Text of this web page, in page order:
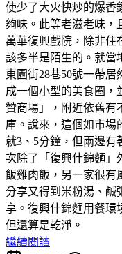
使少了大火快炒的爆香
夠味。此等老滋老味，
萬華復興戲院，除非住
該多半是陌生的。就當
東園街28巷50號一帶
成一個小型的美食圈，
贊商場」，附近依舊有
庫。說來，這個如市場
就3、5分鐘，但兩邊有
次除了「復興什錦麵」
飯雞肉飯，另一家很有
分享又得到米粉湯、鹹
享。復興什錦麵用餐環
但還算是乾淨。
繼續閱讀